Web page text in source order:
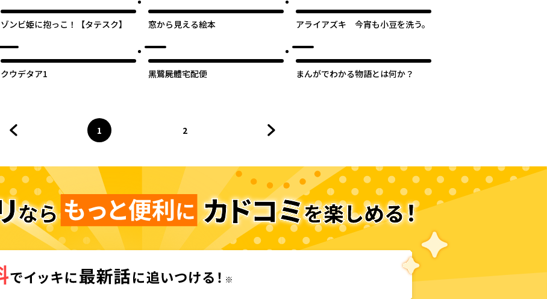
ゾンビ姫に抱っこ！【タテスク】 窓から見える絵本 アライアズキ 今宵も小豆を洗う。
クウデタア1 黑鷺屍體宅配便 まんがでわかる物語とは何か？
ページ
1
へ
2